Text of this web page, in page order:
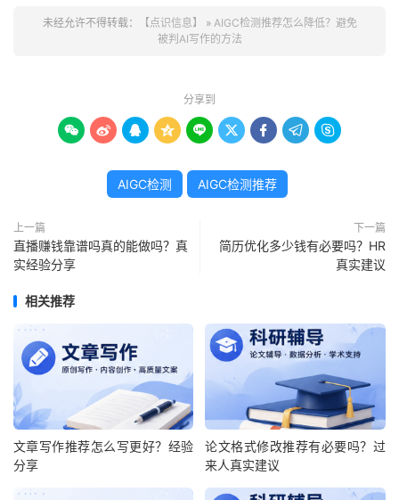
未经允许不得转载： 【点识信息】 » AIGC检测推荐怎么降低？避免
被判AI写作的方法
分享到
        
AIGC检测 AIGC检测推荐
上一篇
直播赚钱靠谱吗真的能做吗？真
实经验分享
下一篇
简历优化多少钱有必要吗？HR
真实建议
相关推荐
文章写作推荐怎么写更好？经验
分享
论文格式修改推荐有必要吗？过
来人真实建议